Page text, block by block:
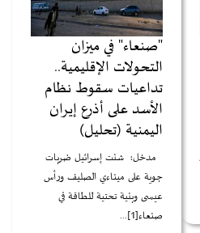
"صنعاء" في ميزان
التحولات الإقليمية..
تداعيات سقوط نظام
الأسد على أذرع إيران
اليمنية (تحليل)
مدخل: شنت إسرائيل ضربات
جوية على ميناءي الصليف ورأس
عيسى وبنية تحتية للطاقة في
صنعاء[1]...